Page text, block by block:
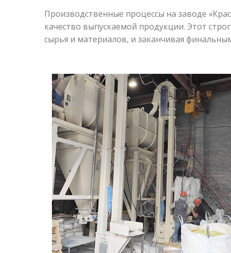
Производственные процессы на заводе
качество выпускаемой продукции. Этот
сырья и материалов, и заканчивая